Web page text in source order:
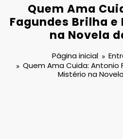
Quem Ama
Fagundes Brilha
na Novela
Página inicial
Quem Ama Cuida: Antonio
Mistério na